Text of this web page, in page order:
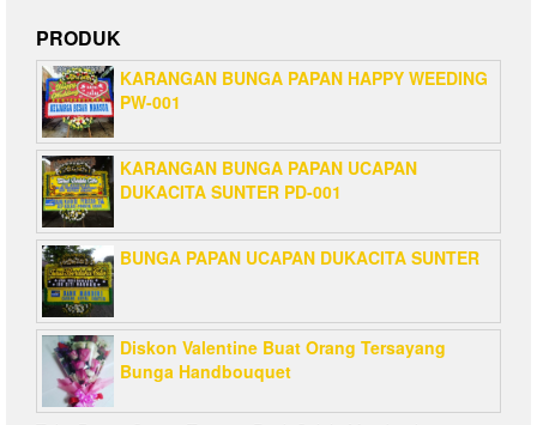
PRODUK
KARANGAN BUNGA PAPAN HAPPY WEEDING
PW-001
KARANGAN BUNGA PAPAN UCAPAN
DUKACITA SUNTER PD-001
BUNGA PAPAN UCAPAN DUKACITA SUNTER
Diskon Valentine Buat Orang Tersayang
Bunga Handbouquet